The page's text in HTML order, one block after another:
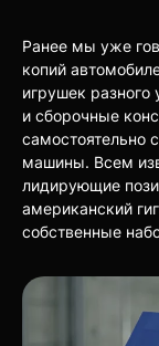
Ранее мы уже
копий
игрушек
и сборочные
самостоятельно
машины. Всем
лидирующие
американский
собственные